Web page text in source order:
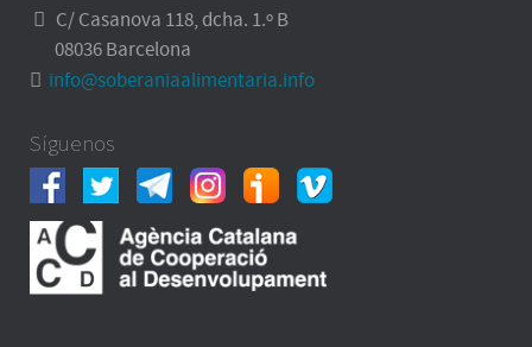
C/ Casanova 118, dcha. 1.º B
08036 Barcelona
info@soberaniaalimentaria.info
Síguenos